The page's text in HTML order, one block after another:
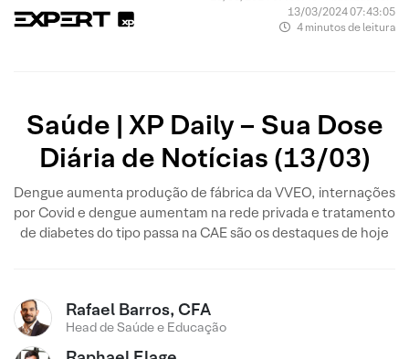
13/03/2024 07:43:05
4 minutos de leitura
Saúde | XP Daily – Sua Dose
Diária de Notícias (13/03)
Dengue aumenta produção de fábrica da VVEO, internações
por Covid e dengue aumentam na rede privada e tratamento
de diabetes do tipo passa na CAE são os destaques de hoje
Rafael Barros, CFA
Head de Saúde e Educação